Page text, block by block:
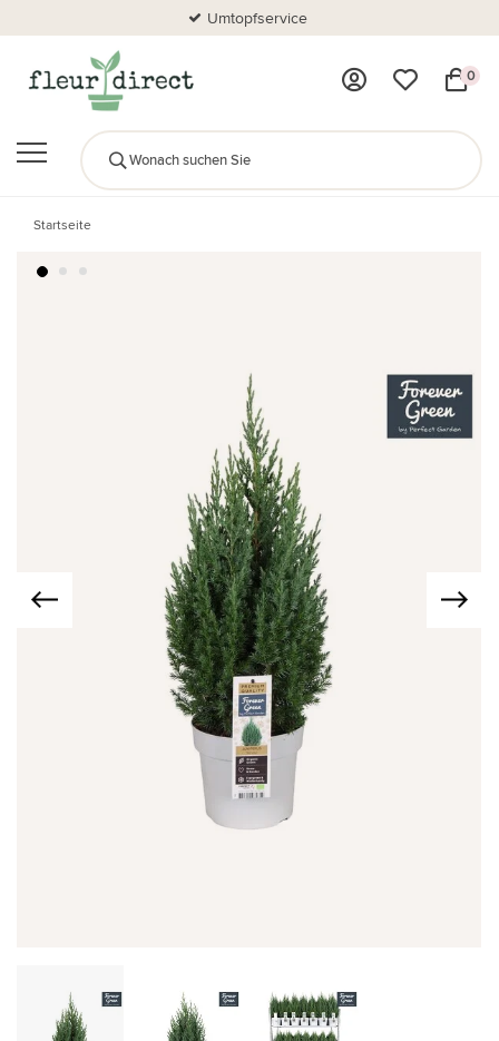
Umtopfservice
0
Startseite